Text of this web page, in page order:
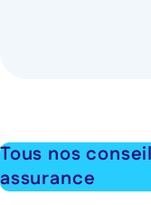
Tous nos
assurance